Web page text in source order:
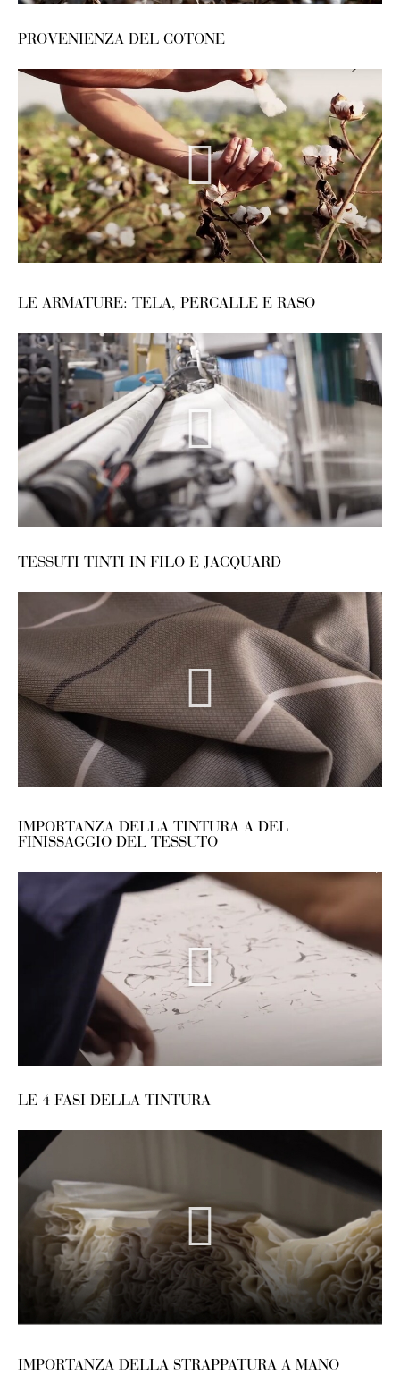
PROVENIENZA DEL COTONE
LE ARMATURE: TELA, PERCALLE E RASO
TESSUTI TINTI IN FILO E JACQUARD
IMPORTANZA DELLA TINTURA A DEL
FINISSAGGIO DEL TESSUTO
LE 4 FASI DELLA TINTURA
IMPORTANZA DELLA STRAPPATURA A MANO